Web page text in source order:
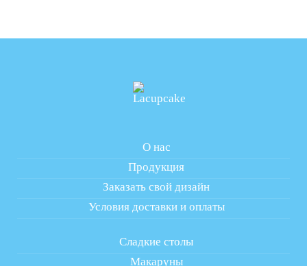
О нас
Продукция
Заказать свой дизайн
Условия доставки и оплаты
Сладкие столы
Макаруны